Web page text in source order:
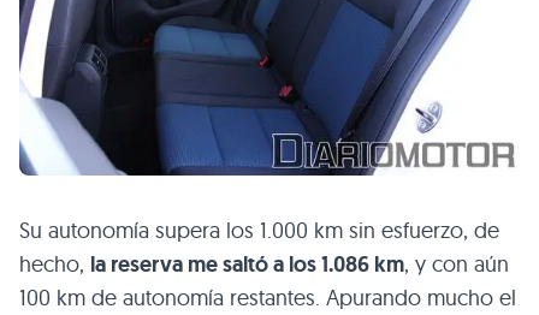
Su autonomía supera los 1.000 km sin esfuerzo, de
hecho, la reserva me saltó a los 1.086 km, y con aún
100 km de autonomía restantes. Apurando mucho el